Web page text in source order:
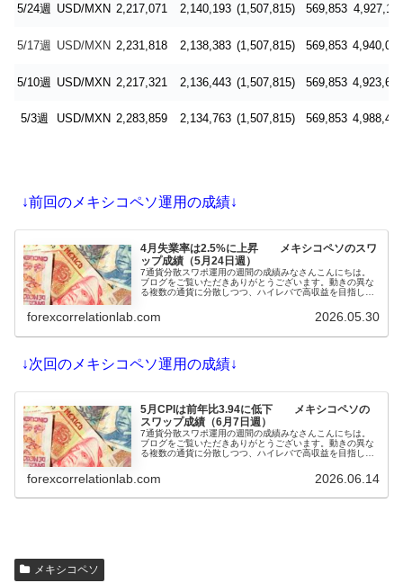
5/24週 USD/MXN 2,217,071 2,140,193 (1,507,815) 569,853 4,927,117
5/17週 USD/MXN 2,231,818 2,138,383 (1,507,815) 569,853 4,940,054
5/10週 USD/MXN 2,217,321 2,136,443 (1,507,815) 569,853 4,923,617
5/3週 USD/MXN 2,283,859 2,134,763 (1,507,815) 569,853 4,988,475
↓前回のメキシコペソ運用の成績↓
4月失業率は2.5%に上昇 メキシコペソのスワ
ップ成績（5月24日週）
7通貨分散スワポ運用の週間の成績みなさんこんにちは。
ブログをご覧いただきありがとうございます。動きの異な
る複数の通貨に分散しつつ、ハイレバで高収益を目指して
運用していたものをトランプ警戒で徐々に規模縮小して、
3通貨（メキシコペソ・ブラジルレアル・ハンガリーフォ
forexcorrelationlab.com 2026.05.30
↓次回のメキシコペソ運用の成績↓
5月CPIは前年比3.94に低下 メキシコペソの
スワップ成績（6月7日週）
7通貨分散スワポ運用の週間の成績みなさんこんにちは。
ブログをご覧いただきありがとうございます。動きの異な
る複数の通貨に分散しつつ、ハイレバで高収益を目指して
運用していたものをトランプ警戒で徐々に規模縮小して、
3通貨（メキシコペソ・ブラジルレアル・ハンガリーフォ
forexcorrelationlab.com 2026.06.14
メキシコペソ